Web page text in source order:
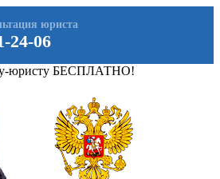
24-06
юриста
юристу БЕСПЛАТНО!